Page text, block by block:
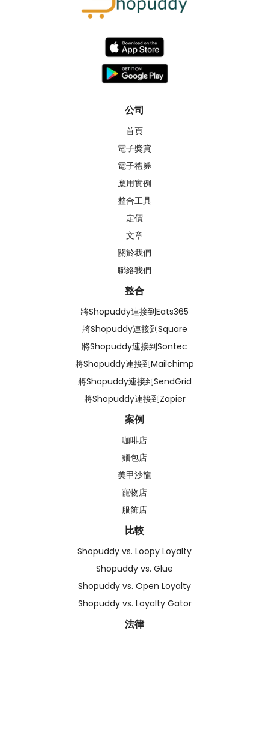
公司
首頁
電子獎賞
電子禮券
應用實例
整合工具
定價
文章
關於我們
聯絡我們
整合
將Shopuddy連接到Eats365
將Shopuddy連接到Square
將Shopuddy連接到Sontec
將Shopuddy連接到Mailchimp
將Shopuddy連接到SendGrid
將Shopuddy連接到Zapier
案例
咖啡店
麵包店
美甲沙龍
寵物店
服飾店
比較
Shopuddy vs. Loopy Loyalty
Shopuddy vs. Glue
Shopuddy vs. Open Loyalty
Shopuddy vs. Loyalty Gator
法律